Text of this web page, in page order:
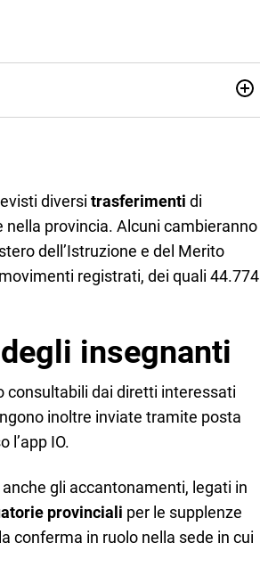
online e Tv e lavora anche nell’ambito
diversi trasferimenti di
nella provincia. Alcuni cambieranno
dell’Istruzione e del Merito
registrati, dei quali 44.774
insegnanti
consultabili dai diretti interessati
inoltre inviate tramite posta
l’app IO.
gli accantonamenti, legati in
provinciali per le supplenze
conferma in ruolo nella sede in cui